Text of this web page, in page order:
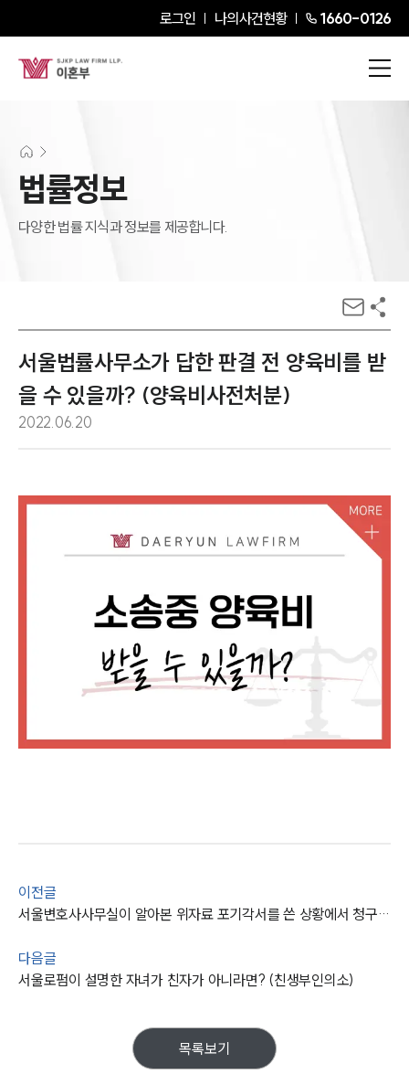
로그인 나의사건현황 1660-0126
법률정보
다양한 법률 지식과 정보를 제공합니다.
서울법률사무소가 답한 판결 전 양육비를 받
을 수 있을까? (양육비사전처분)
2022.06.20
이전글
서울변호사사무실이 알아본 위자료 포기각서를 쓴 상황에서 청구소송?
다음글
서울로펌이 설명한 자녀가 친자가 아니라면? (친생부인의소)
목록보기